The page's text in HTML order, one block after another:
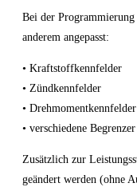
Bei der Programmierung
anderem angepasst:
• Kraftstoffkennfelder
• Zündkennfelder
• Drehmomentkennfelder
• verschiedene Begrenzer
Zusätzlich zur
geändert werden (ohne